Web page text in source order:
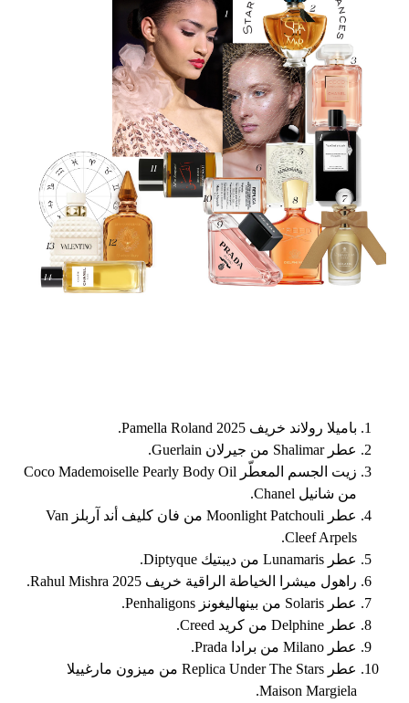
باميلا رولاند خريف 2025 Pamella Roland.
عطر Shalimar من جيرلان Guerlain.
زيت الجسم المعطّر Coco Mademoiselle Pearly Body Oil
من شانيل Chanel.
عطر Moonlight Patchouli من فان كليف أند آربلز Van
Cleef Arpels.
عطر Lunamaris من ديبتيك Diptyque.
راهول ميشرا الخياطة الراقية خريف 2025 Rahul Mishra.
عطر Solaris من بينهاليغونز Penhaligons.
عطر Delphine من كريد Creed.
عطر Milano من برادا Prada.
عطر Replica Under The Stars من ميزون مارغييلا
Maison Margiela.